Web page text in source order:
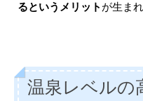
るというメリット が生まれ
温泉レベルの